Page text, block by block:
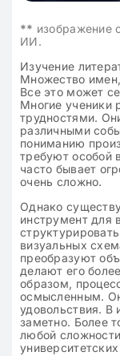
** изображение
ИИ.
Изучение
Множество
Все это может
Многие ученики
трудностями.
различными
пониманию
требуют особой
часто бывает
очень сложно.
Однако
инструмент для
визуальных
преобразуют
делают его
образом,
осмысленным.
удовольствия. В
заметно. Более
любой